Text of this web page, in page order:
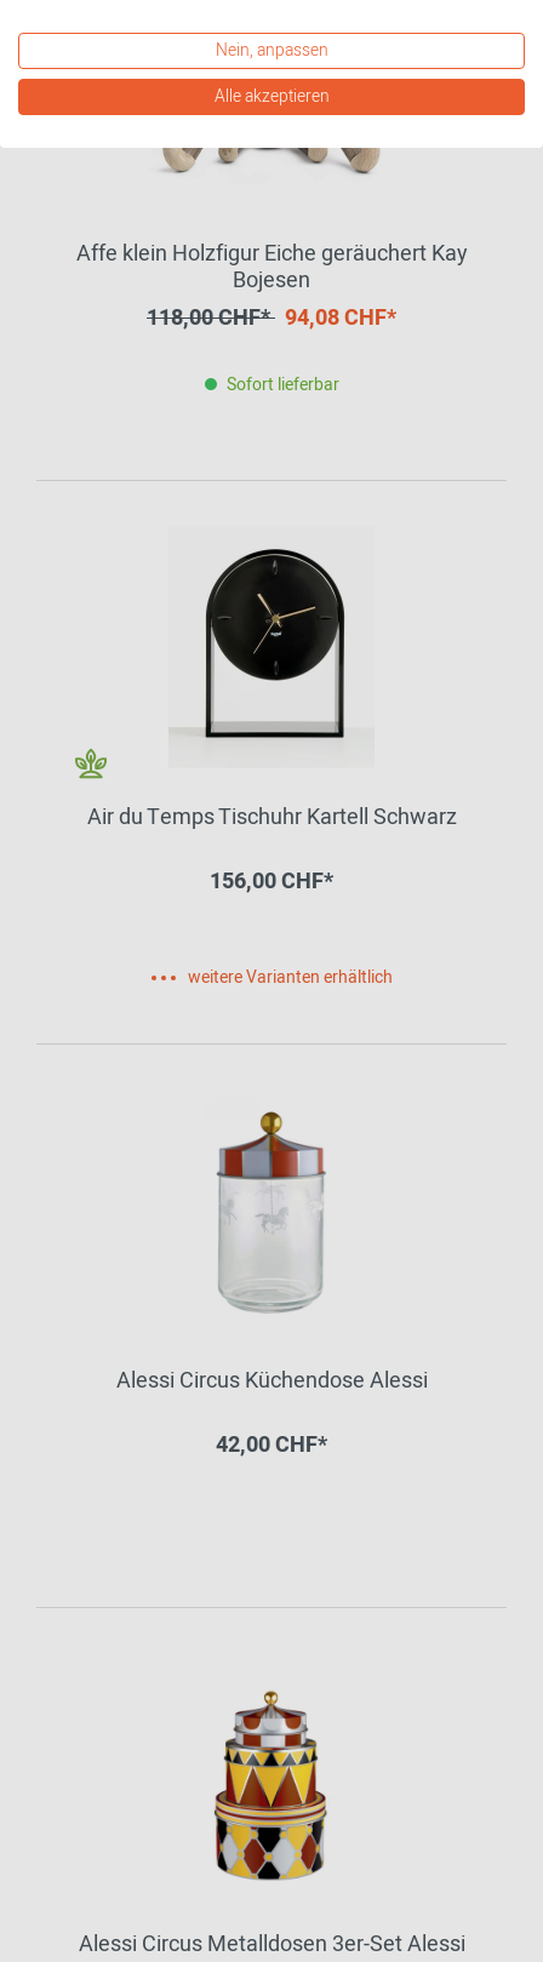
Affe klein Holzfigur Eiche geräuchert Kay
Bojesen
118,00 CHF* 94,08 CHF*
Sofort lieferbar
Air du Temps Tischuhr Kartell Schwarz
156,00 CHF*
weitere Varianten erhältlich
Alessi Circus Küchendose Alessi
42,00 CHF*
Alessi Circus Metalldosen 3er-Set Alessi
Nein, anpassen
Alle akzeptieren